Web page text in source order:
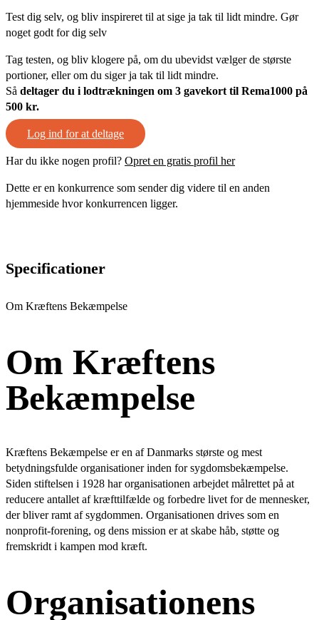
Test dig selv, og bliv inspireret til at sige ja tak til lidt mindre. Gør
noget godt for dig selv
Tag testen, og bliv klogere på, om du ubevidst vælger de største
portioner, eller om du siger ja tak til lidt mindre.
Så deltager du i lodtrækningen om 3 gavekort til Rema1000 på
500 kr.
Log ind for at deltage
Har du ikke nogen profil? Opret en gratis profil her
Dette er en konkurrence som sender dig videre til en anden
hjemmeside hvor konkurrencen ligger.
Specificationer
Om Kræftens Bekæmpelse
Om Kræftens
Bekæmpelse
Kræftens Bekæmpelse er en af Danmarks største og mest
betydningsfulde organisationer inden for sygdomsbekæmpelse.
Siden stiftelsen i 1928 har organisationen arbejdet målrettet på at
reducere antallet af kræfttilfælde og forbedre livet for de mennesker,
der bliver ramt af sygdommen. Organisationen drives som en
nonprofit-forening, og dens mission er at skabe håb, støtte og
fremskridt i kampen mod kræft.
Organisationens